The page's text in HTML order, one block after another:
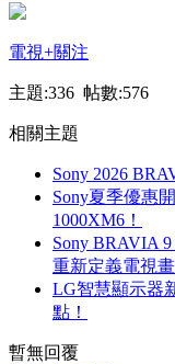
電視+關注
主題:336 帖數:576
相關主題
Sony 2026
Sony夏季優惠
1000XM6！
Sony BRAVIA
重新定義電視
LG智慧顯示器
點！
暫無回覆